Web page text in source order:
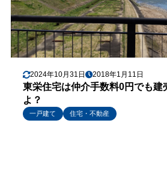
2024年10月31日 2018年1月11日
東栄住宅は仲介手数料0円でも建
よ？
一戸建て
住宅・不動産